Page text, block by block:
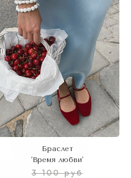
Браслет
'Время любви'
3 100 руб